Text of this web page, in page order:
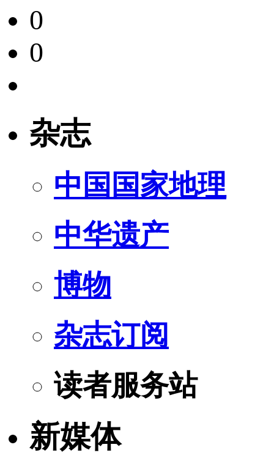
0
0
杂志
中国国家地理
中华遗产
博物
杂志订阅
读者服务站
新媒体